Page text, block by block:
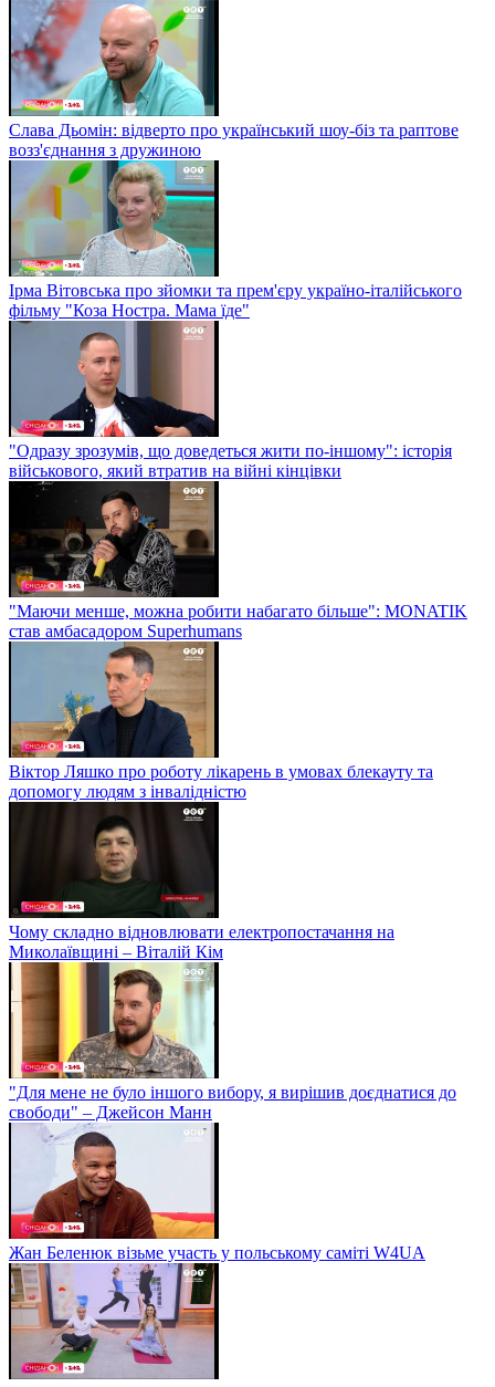
Слава Дьомін: відверто про український шоу-біз та раптове
возз'єднання з дружиною
Ірма Вітовська про зйомки та прем'єру україно-італійського
фільму "Коза Ностра. Мама їде"
"Одразу зрозумів, що доведеться жити по-іншому": історія
військового, який втратив на війні кінцівки
"Маючи менше, можна робити набагато більше": MONATIK
став амбасадором Superhumans
Віктор Ляшко про роботу лікарень в умовах блекауту та
допомогу людям з інвалідністю
Чому складно відновлювати електропостачання на
Миколаївщині – Віталій Кім
"Для мене не було іншого вибору, я вирішив доєднатися до
свободи" – Джейсон Манн
Жан Беленюк візьме участь у польському саміті W4UA